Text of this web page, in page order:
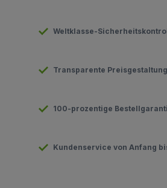
Weltklasse-
Transparente Preisgestaltung
100-prozentige
Kundenservice von Anfang